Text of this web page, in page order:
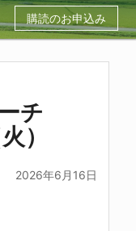
購読のお申込み
チ
）
2026年6月16日